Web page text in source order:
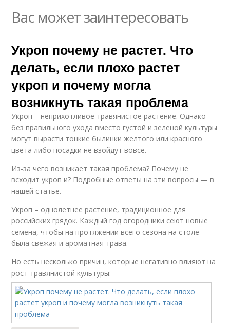
Вас может заинтересовать
Укроп почему не растет. Что
делать, если плохо растет
укроп и почему могла
возникнуть такая проблема
Укроп – неприхотливое травянистое растение. Однако
без правильного ухода вместо густой и зеленой культуры
могут вырасти тонкие былинки желтого или красного
цвета либо посадки не взойдут вовсе.
Из-за чего возникает такая проблема? Почему не
всходит укроп и? Подробные ответы на эти вопросы — в
нашей статье.
Укроп – однолетнее растение, традиционное для
российских грядок. Каждый год огородники сеют новые
семена, чтобы на протяжении всего сезона на столе
была свежая и ароматная трава.
Но есть несколько причин, которые негативно влияют на
рост травянистой культуры: